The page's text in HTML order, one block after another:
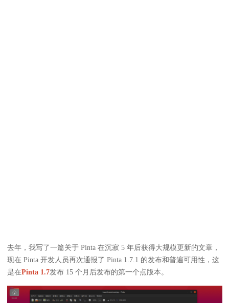
去年，我写了一篇关于 Pinta 在沉寂 5 年后获得大规模更新的文章，
现在 Pinta 开发人员再次通报了 Pinta 1.7.1 的发布和普遍可用性，这
是在Pinta 1.7发布 15 个月后发布的第一个点版本。